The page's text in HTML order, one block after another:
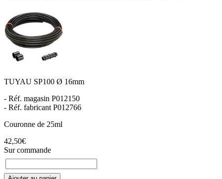
TUYAU SP100 Ø 16mm
- Réf. magasin P012150
- Réf. fabricant P012766
Couronne de 25ml
42,50€
Sur commande